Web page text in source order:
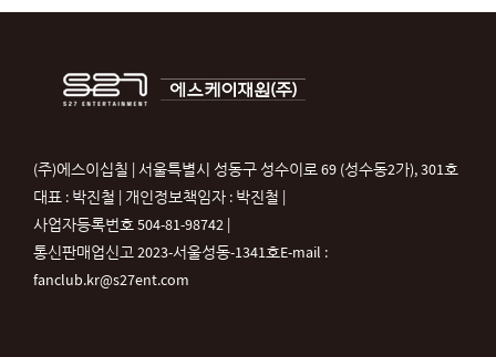
(주)에스이십칠 | 서울특별시 성동구 성수이로 69 (성수동2가), 301호
대표 : 박진철 | 개인정보책임자 : 박진철 |
사업자등록번호 504-81-98742 |
통신판매업신고 2023-서울성동-1341호E-mail :
fanclub.kr@s27ent.com